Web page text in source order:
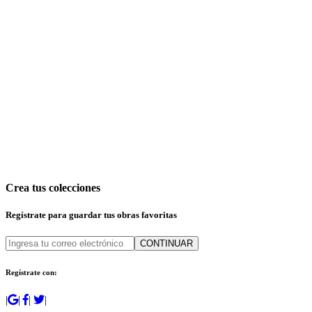
Crea tus colecciones
Regístrate para guardar tus obras favoritas
CONTINUAR
Regístrate con:
| | | |